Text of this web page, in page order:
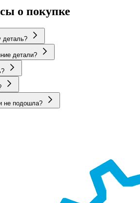
о покупке
деталь?
детали?
не подошла?